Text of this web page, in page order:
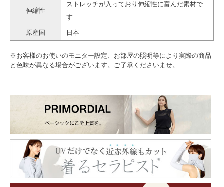
伸縮性
ストレッチが入っており伸縮性に富んだ素材で
す
原産国 日本
※お客様のお使いのモニター設定、お部屋の照明等により実際の商品
と色味が異なる場合がございます。ご了承くださいませ。